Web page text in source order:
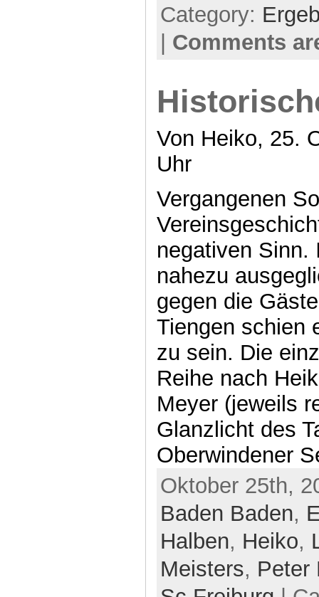
Category:
| Comments
Von Heiko, 25.
Uhr
Vergangenen
negativen Sinn.
nahezu
gegen die
Tiengen schien
zu sein. Die
Reihe nach
Meyer (jeweils
Glanzlicht des
Oberwindener
Oktober 25th,
Baden Baden,
Halben, Heiko,
Meisters, Peter